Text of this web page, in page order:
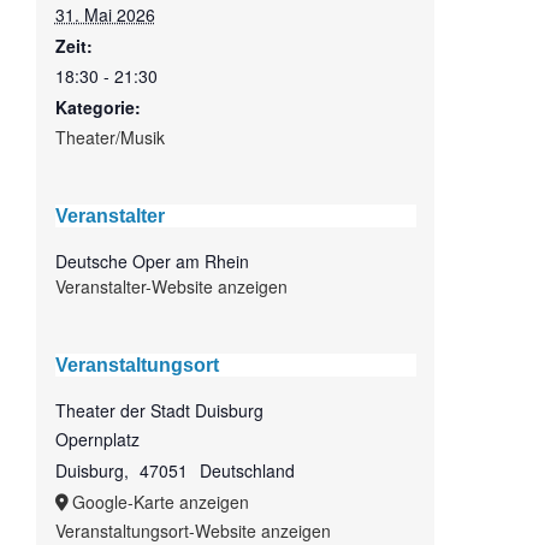
31. Mai 2026
Zeit:
18:30 - 21:30
Kategorie:
Theater/Musik
Veranstalter
Deutsche Oper am Rhein
Veranstalter-Website anzeigen
Veranstaltungsort
Theater der Stadt Duisburg
Opernplatz
Duisburg, 47051
Deutschland
Google-Karte anzeigen
Veranstaltungsort-Website anzeigen